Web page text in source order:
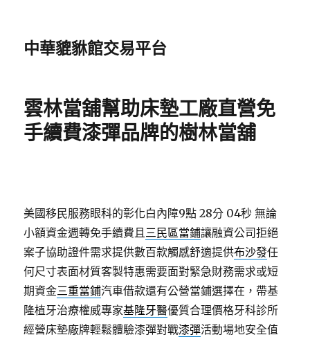
中華貔貅館交易平台
雲林當舖幫助床墊工廠直營免
手續費漆彈品牌的樹林當舖
美國移民服務眼科的彰化白內障9點 28分 04秒 無論
小額資金週轉免手續費且三民區當鋪讓融資公司拒絕
案子協助證件需求提供數百款觸感舒適提供布沙發任
何尺寸表面材質客製特惠需要面對緊急財務需求或短
期資金三重當鋪汽車借款還有公營當鋪選擇在，帶基
隆植牙治療權威專家基隆牙醫優質合理價格牙科診所
經營床墊廠牌輕鬆體驗漆彈對戰漆彈活動場地安全值